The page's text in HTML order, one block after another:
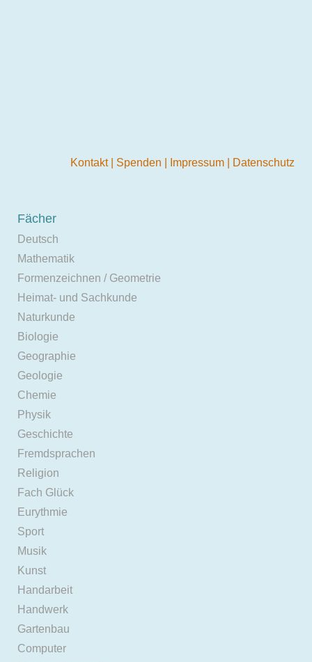
Kontakt Spenden Impressum Datenschutz
Fächer
Deutsch
Mathematik
Formenzeichnen / Geometrie
Heimat- und Sachkunde
Naturkunde
Biologie
Geographie
Geologie
Chemie
Physik
Geschichte
Fremdsprachen
Religion
Fach Glück
Eurythmie
Sport
Musik
Kunst
Handarbeit
Handwerk
Gartenbau
Computer